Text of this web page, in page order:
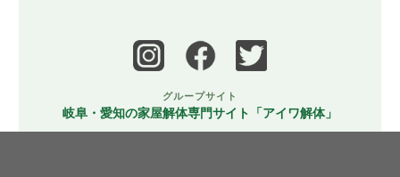
グループサイト
岐阜・愛知の家屋解体専門サイト「アイワ解体」